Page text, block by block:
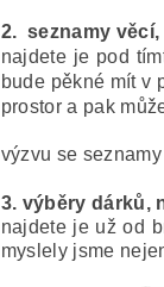
2. seznamy
najdete je pod
bude pěkné mít v
prostor a pak
výzvu se
3. výběry dárků,
najdete je už od
myslely jsme